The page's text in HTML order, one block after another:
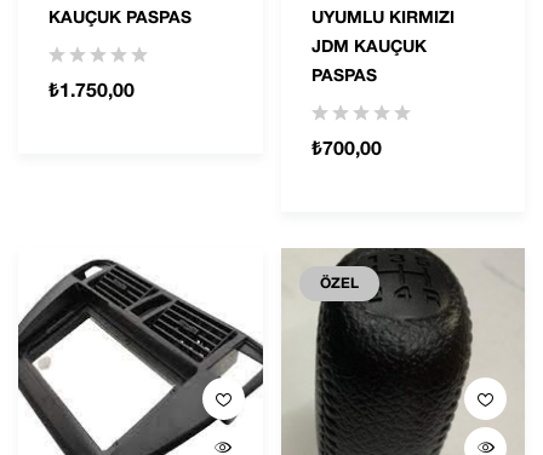
KAUÇUK PASPAS
₺1.750,00
UYUMLU KIRMIZI
JDM KAUÇUK
PASPAS
₺700,00
ÖZEL